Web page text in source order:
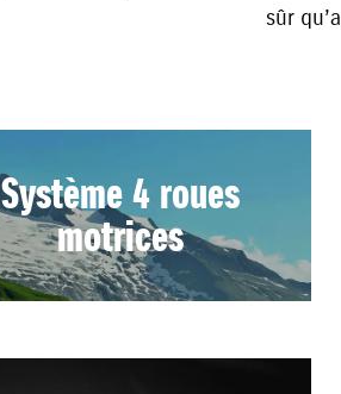
sûr
Système 4 roues
motrices